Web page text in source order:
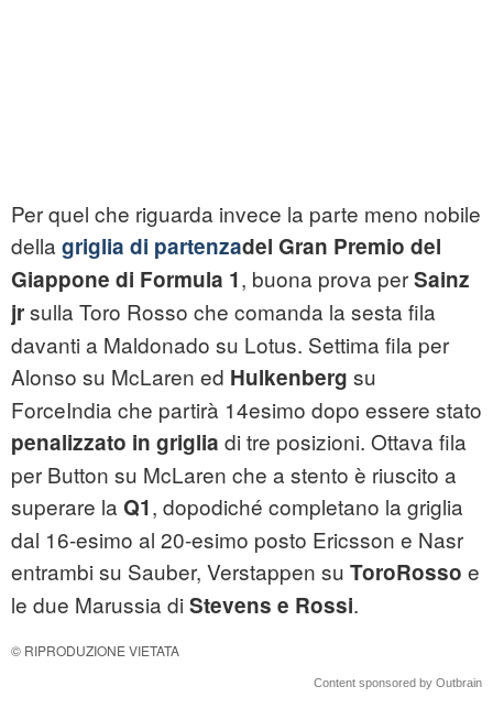
Per quel che riguarda invece la parte meno nobile
della griglia di partenzadel Gran Premio del
Giappone di Formula 1, buona prova perSainz
jrsulla Toro Rosso che comanda la sesta fila
davanti a Maldonado su Lotus. Settima fila per
Alonso su McLaren ed Hulkenberg su
ForceIndia che partirà 14esimo dopo essere stato
penalizzato in griglia di tre posizioni. Ottava fila
per Button su McLaren che a stento è riuscito a
superare la Q1, dopodiché completano la griglia
dal 16-esimo al 20-esimo posto Ericsson e Nasr
entrambi su Sauber, Verstappen su ToroRosso e
le due Marussia di Stevens e Rossi.
© RIPRODUZIONE VIETATA
Content sponsored by Outbrain